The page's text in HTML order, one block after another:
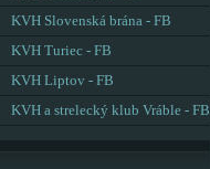
KVH Slovenská brána - FB
KVH Turiec - FB
KVH Liptov - FB
KVH a strelecký klub Vráble - FB